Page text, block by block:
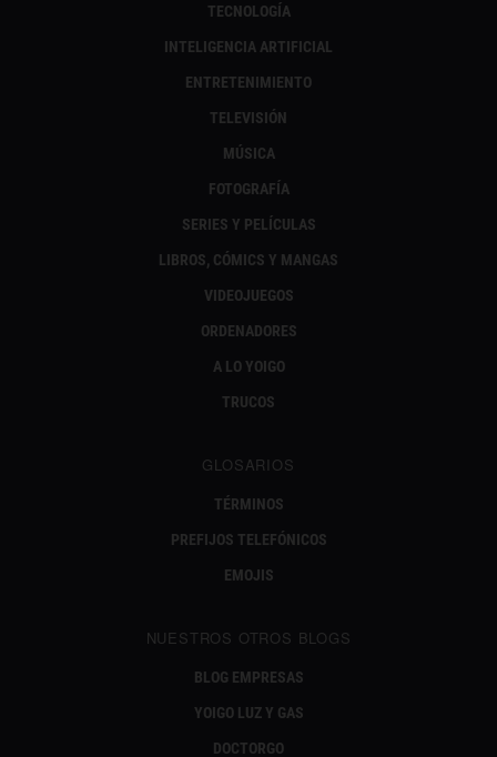
TECNOLOGÍA
INTELIGENCIA ARTIFICIAL
ENTRETENIMIENTO
TELEVISIÓN
MÚSICA
FOTOGRAFÍA
SERIES Y PELÍCULAS
LIBROS, CÓMICS Y MANGAS
VIDEOJUEGOS
ORDENADORES
A LO YOIGO
TRUCOS
GLOSARIOS
TÉRMINOS
PREFIJOS TELEFÓNICOS
EMOJIS
NUESTROS OTROS BLOGS
BLOG EMPRESAS
YOIGO LUZ Y GAS
DOCTORGO